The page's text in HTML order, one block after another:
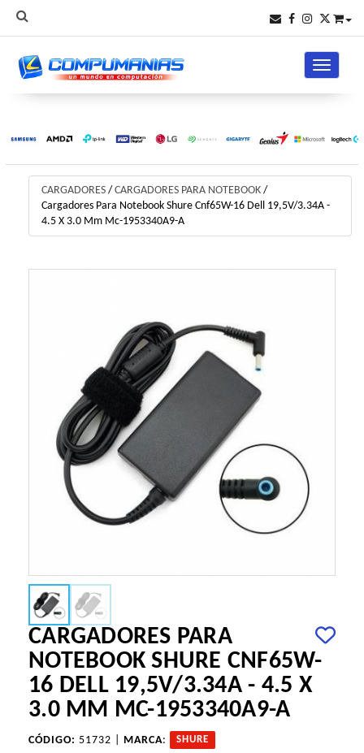
Toggle
CARGADORES / CARGADORES PARA NOTEBOOK /
Cargadores Para Notebook Shure Cnf65W-16 Dell 19,5V/3.34A -
4.5 X 3.0 Mm Mc-1953340A9-A
CARGADORES PARA
NOTEBOOK SHURE CNF65W-
16 DELL 19,5V/3.34A - 4.5 X
3.0 MM MC-1953340A9-A
CÓDIGO: 51732 | MARCA: SHURE